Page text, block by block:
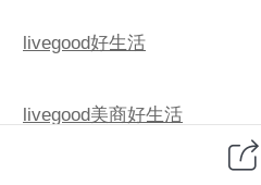
livegood好生活
livegood美商好生活